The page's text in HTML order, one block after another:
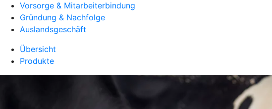
Vorsorge & Mitarbeiterbindung
Gründung & Nachfolge
Auslandsgeschäft
Übersicht
Produkte